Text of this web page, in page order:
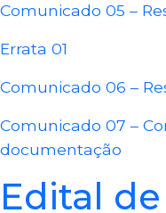
Comunicado 05 –
Errata 01
Comunicado 06 –
Comunicado 07 –
documentação
Edital